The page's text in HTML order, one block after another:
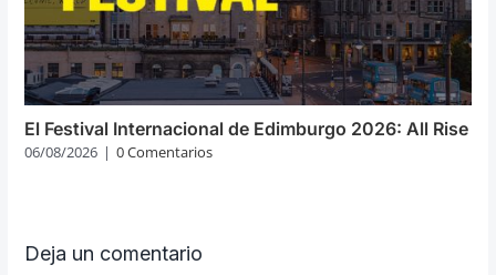
El Festival Internacional de Edimburgo 2026: All Rise
06/08/2026 | 0 Comentarios
Deja un comentario